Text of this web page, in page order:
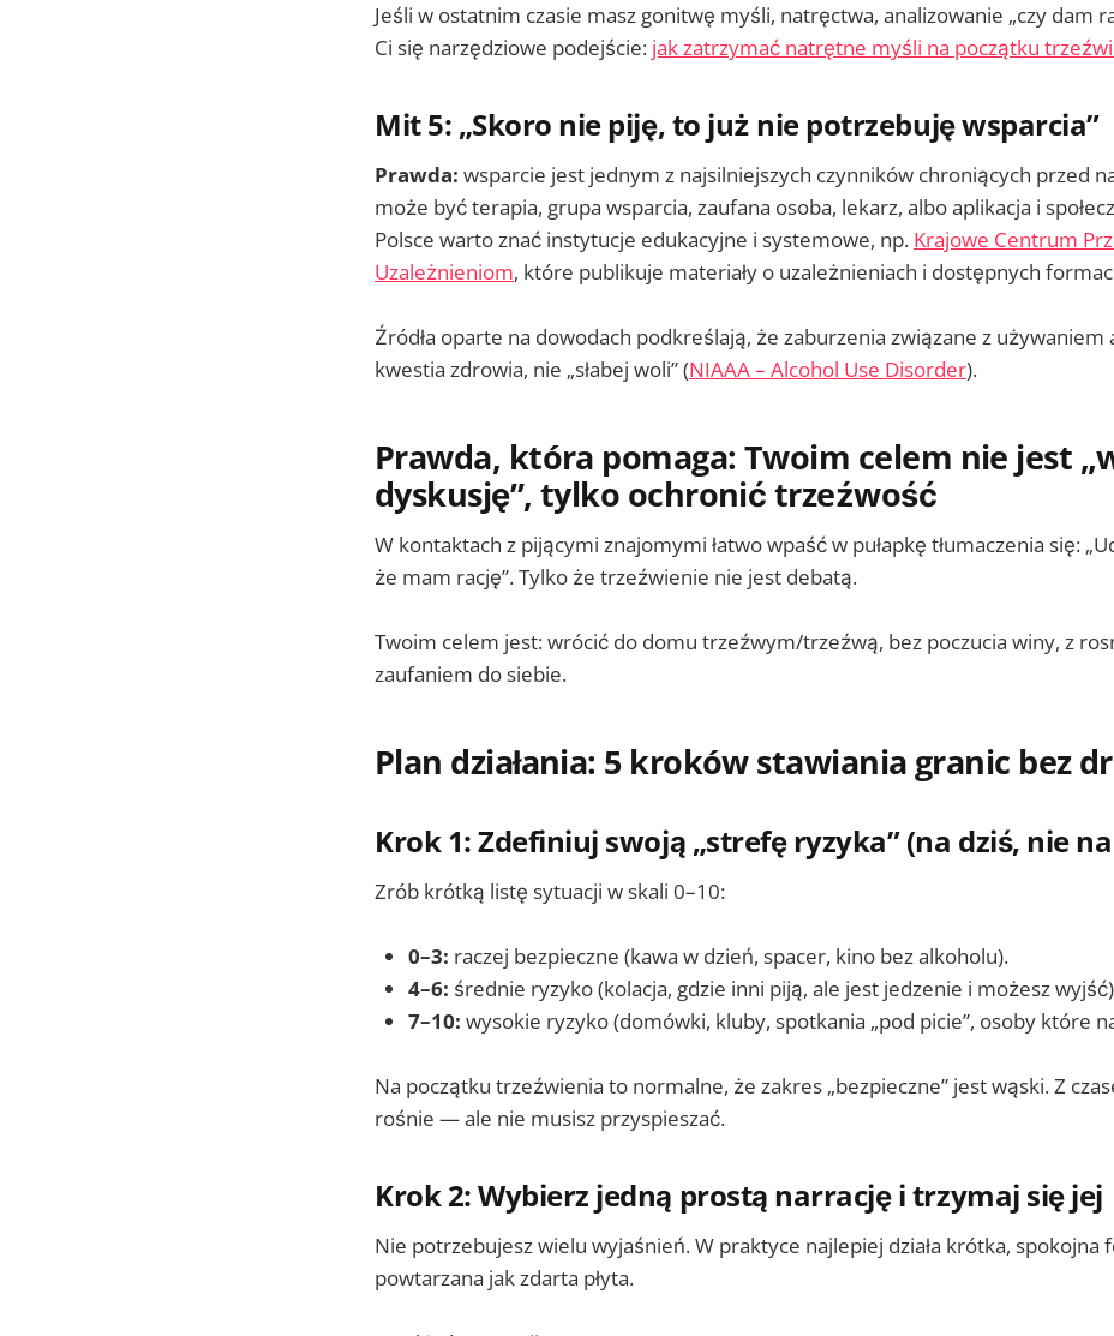
Jeśli w ostatnim czasie masz gonitwę myśli, natręctwa, analizowanie „czy dam
Ci się narzędziowe podejście: jak zatrzymać natrętne myśli na początku
Mit 5: „Skoro nie piję, to już nie potrzebuję wsparcia”
Prawda: wsparcie jest jednym z najsilniejszych czynników chroniących przed
może być terapia, grupa wsparcia, zaufana osoba, lekarz, albo aplikacja i
Polsce warto znać instytucje edukacyjne i systemowe, np. Krajowe Centrum
Uzależnieniom, które publikuje materiały o uzależnieniach i dostępnych
Źródła oparte na dowodach podkreślają, że zaburzenia związane z używaniem
kwestia zdrowia, nie „słabej woli” (NIAAA – Alcohol Use Disorder).
Prawda, która pomaga: Twoim celem nie jest
dyskusję”, tylko ochronić trzeźwość
W kontaktach z pijącymi znajomymi łatwo wpaść w pułapkę tłumaczenia się:
że mam rację”. Tylko że trzeźwienie nie jest debatą.
Twoim celem jest: wrócić do domu trzeźwym/trzeźwą, bez poczucia winy, z
zaufaniem do siebie.
Plan działania: 5 kroków stawiania granic bez
Krok 1: Zdefiniuj swoją „strefę ryzyka” (na dziś, nie
Zrób krótką listę sytuacji w skali 0–10:
0–3: raczej bezpieczne (kawa w dzień, spacer, kino bez alkoholu).
4–6: średnie ryzyko (kolacja, gdzie inni piją, ale jest jedzenie i możesz
7–10: wysokie ryzyko (domówki, kluby, spotkania „pod picie”, osoby które
Na początku trzeźwienia to normalne, że zakres „bezpieczne” jest wąski. Z
rośnie — ale nie musisz przyspieszać.
Krok 2: Wybierz jedną prostą narrację i trzymaj się jej
Nie potrzebujesz wielu wyjaśnień. W praktyce najlepiej działa krótka, spokojna
powtarzana jak zdarta płyta.